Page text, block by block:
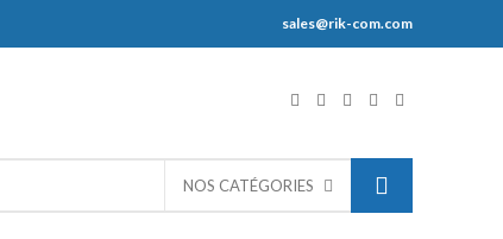
sales@rik-com.com
NOS CATÉGORIES